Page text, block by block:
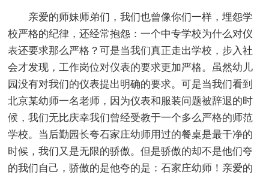
亲爱的师妹师弟们，我们也曾像你们一样，埋怨学
校严格的纪律，还经常抱怨：一个中专学校为什么对仪
表还要求那么严格？可是当我们真正走出学校，步入社
会才发现，工作岗位对仪表的要求更加严格。虽然幼儿
园没有对我们的仪表提出明确的要求。可是当我们看到
北京某幼师一名老师，因为仪表和服装问题被辞退的时
候，我们无比庆幸我们曾经受教于一个多么严格的师范
学校。当后勤园长夸石家庄幼师用过的餐桌是最干净的
时候，我们又是无限的骄傲。但是骄傲的却不是他们夸
的我们自己，骄傲的是他夸的是：石家庄幼师！亲爱的